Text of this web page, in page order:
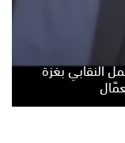
النقابي بغزة